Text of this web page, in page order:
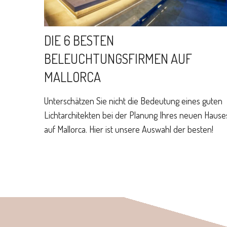
DIE 6 BESTEN
BELEUCHTUNGSFIRMEN AUF
MALLORCA
Unterschätzen Sie nicht die Bedeutung eines guten
Lichtarchitekten bei der Planung Ihres neuen
auf Mallorca. Hier ist unsere Auswahl der besten!